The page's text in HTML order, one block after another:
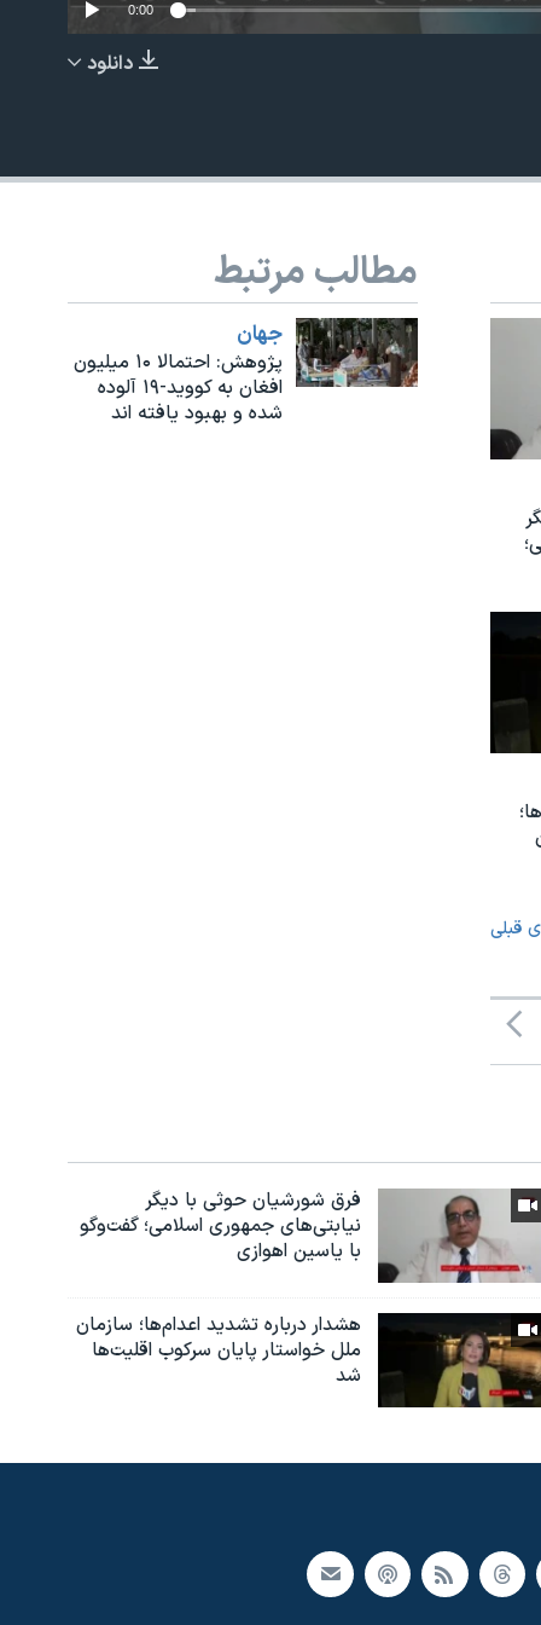
EMBED
0:00
دانلود
مطالب مرتبط
جهان
پژوهش: احتمالا ۱۰ میلیون
افغان به کووید-۱۹ آلوده
شده و بهبود یافته اند
قبلی
فرق شورشیان حوثی با دیگر
نیابتی‌های جمهوری اسلامی؛ گفت‌وگو
با یاسین اهوازی
هشدار درباره تشدید اعدام‌ها؛ سازمان
ملل خواستار پایان سرکوب اقلیت‌ها
شد